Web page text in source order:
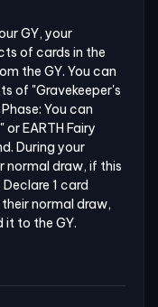
GY, your
of cards in the
the GY. You can
of "Gravekeeper's
You can
EARTH Fairy
During your
normal draw, if this
1 card
normal draw,
it to the GY.